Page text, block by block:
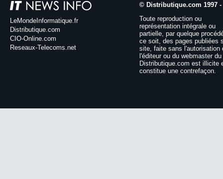
LeMondeInformatique.fr
Distributique.com
CIO-Online.com
Reseaux-Telecoms.net
© Distributique.com 1997 -
Toute reproduction ou
représentation intégrale ou
partielle, par quelque
ce soit, des pages publiées
site, faite sans l'autorisation
l'éditeur ou du webmaster
Distributique.com est illicite
constitue une contrefaçon.